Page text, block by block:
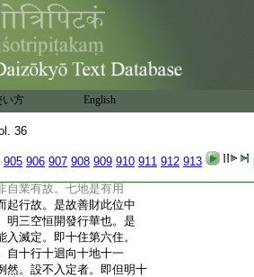
い方 English
36
905 906 907 908 909 910 911 912 913
悲智不生。亦非如權教菩
無細識猶在。隨願力故生
在於色界已上。出過三界
。淨業爲縁。所有生處還有
十住第六住中心。如海幢
結跏趺坐。離出入息。隨其
化如雲遍周刹海。此約根
用無限法界之門。不同
依止處所。設爲化事皆
第六地。即以守護一切増
自業有故。七地是有用
起行故。是故善財此位中
明三空恒開發行華也。是
入滅定。即十住第六住。
自十行十迴向十地十一
然。設不入定者。即但明十